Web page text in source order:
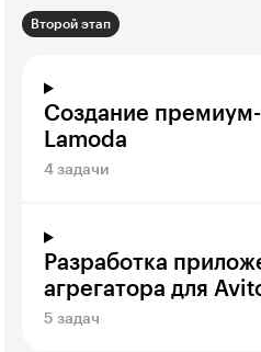
Второй этап
Создание
Lamoda
4 задачи
Разработка
агрегатора для
5 задач